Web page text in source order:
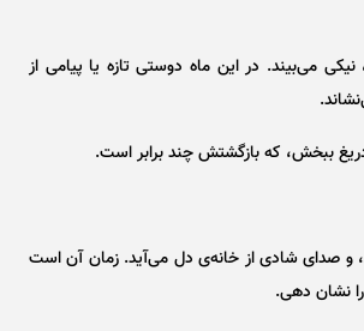
می‌بیند. در این ماه دوستی تازه یا پیامی از
ببخش، که بازگشتش چند برابر است.
و صدای شادی از خانه‌ی دل می‌آید. زمان آن است
نشان دهی.